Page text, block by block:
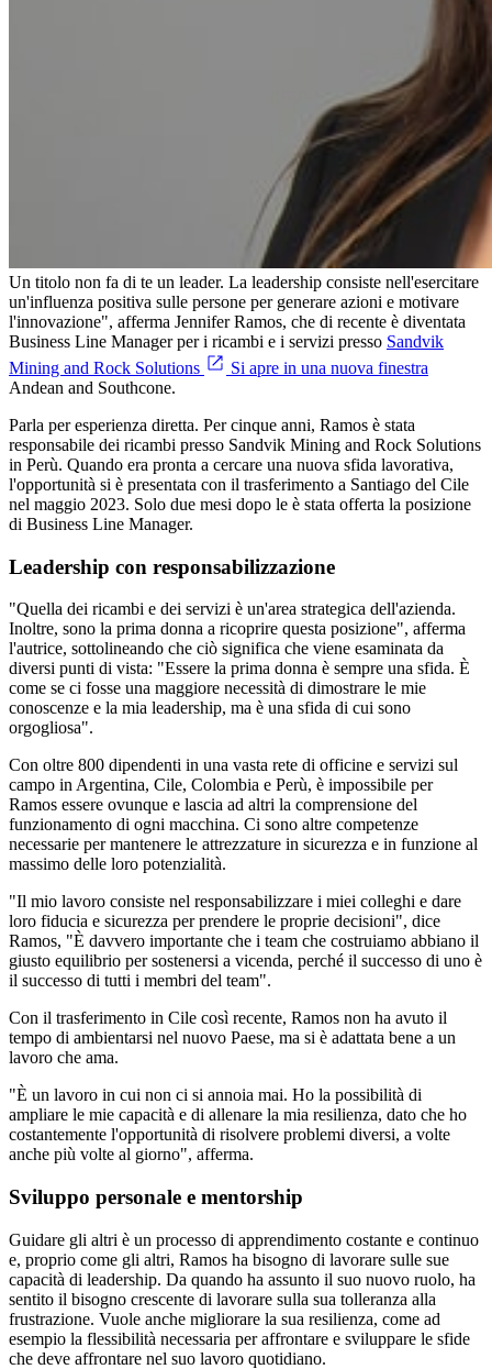
Un titolo non fa di te un leader. La leadership consiste nell'esercitare
un'influenza positiva sulle persone per generare azioni e motivare
l'innovazione", afferma Jennifer Ramos, che di recente è diventata
Business Line Manager per i ricambi e i servizi presso Sandvik
Mining and Rock Solutions
Si apre in una nuova finestra
Andean and Southcone.
Parla per esperienza diretta. Per cinque anni, Ramos è stata
responsabile dei ricambi presso Sandvik Mining and Rock Solutions
in Perù. Quando era pronta a cercare una nuova sfida lavorativa,
l'opportunità si è presentata con il trasferimento a Santiago del Cile
nel maggio 2023. Solo due mesi dopo le è stata offerta la posizione
di Business Line Manager.
Leadership con responsabilizzazione
"Quella dei ricambi e dei servizi è un'area strategica dell'azienda.
Inoltre, sono la prima donna a ricoprire questa posizione", afferma
l'autrice, sottolineando che ciò significa che viene esaminata da
diversi punti di vista: "Essere la prima donna è sempre una sfida. È
come se ci fosse una maggiore necessità di dimostrare le mie
conoscenze e la mia leadership, ma è una sfida di cui sono
orgogliosa".
Con oltre 800 dipendenti in una vasta rete di officine e servizi sul
campo in Argentina, Cile, Colombia e Perù, è impossibile per
Ramos essere ovunque e lascia ad altri la comprensione del
funzionamento di ogni macchina. Ci sono altre competenze
necessarie per mantenere le attrezzature in sicurezza e in funzione al
massimo delle loro potenzialità.
"Il mio lavoro consiste nel responsabilizzare i miei colleghi e dare
loro fiducia e sicurezza per prendere le proprie decisioni", dice
Ramos, "È davvero importante che i team che costruiamo abbiano il
giusto equilibrio per sostenersi a vicenda, perché il successo di uno è
il successo di tutti i membri del team".
Con il trasferimento in Cile così recente, Ramos non ha avuto il
tempo di ambientarsi nel nuovo Paese, ma si è adattata bene a un
lavoro che ama.
"È un lavoro in cui non ci si annoia mai. Ho la possibilità di
ampliare le mie capacità e di allenare la mia resilienza, dato che ho
costantemente l'opportunità di risolvere problemi diversi, a volte
anche più volte al giorno", afferma.
Sviluppo personale e mentorship
Guidare gli altri è un processo di apprendimento costante e continuo
e, proprio come gli altri, Ramos ha bisogno di lavorare sulle sue
capacità di leadership. Da quando ha assunto il suo nuovo ruolo, ha
sentito il bisogno crescente di lavorare sulla sua tolleranza alla
frustrazione. Vuole anche migliorare la sua resilienza, come ad
esempio la flessibilità necessaria per affrontare e sviluppare le sfide
che deve affrontare nel suo lavoro quotidiano.